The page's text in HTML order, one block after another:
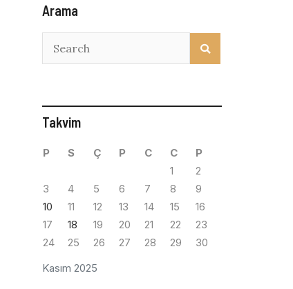
Arama
Takvim
Kasım 2025
P S Ç P C C
P
1
2
3
4 5 6 7 8
9
10
11 12 13 14 15
16
17
18 19 20 21 22
23
24
25 26 27 28 29 30